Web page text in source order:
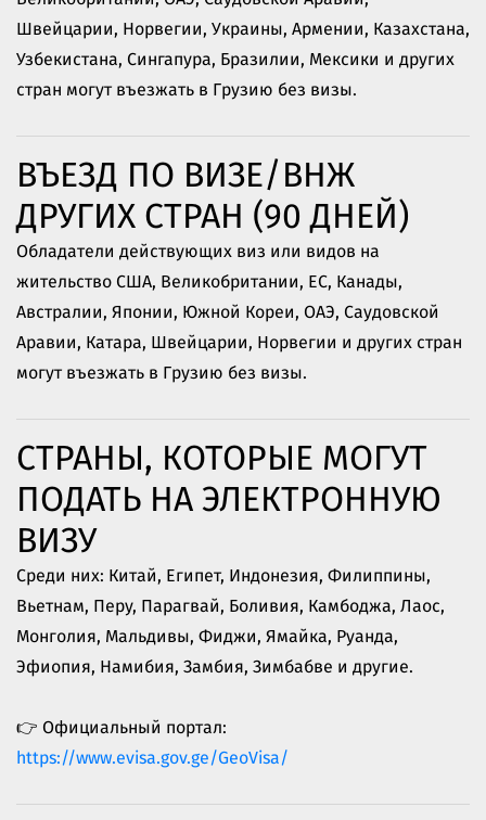
Швейцарии, Норвегии, Украины, Армении, Казахстана,
Узбекистана, Сингапура, Бразилии, Мексики и других
стран могут въезжать в Грузию без визы.
ВЪЕЗД ПО ВИЗЕ/ВНЖ
ДРУГИХ СТРАН (90 ДНЕЙ)
Обладатели действующих виз или видов на
жительство США, Великобритании, ЕС, Канады,
Австралии, Японии, Южной Кореи, ОАЭ, Саудовской
Аравии, Катара, Швейцарии, Норвегии и других стран
могут въезжать в Грузию без визы.
СТРАНЫ, КОТОРЫЕ МОГУТ
ПОДАТЬ НА ЭЛЕКТРОННУЮ
ВИЗУ
Среди них: Китай, Египет, Индонезия, Филиппины,
Вьетнам, Перу, Парагвай, Боливия, Камбоджа, Лаос,
Монголия, Мальдивы, Фиджи, Ямайка, Руанда,
Эфиопия, Намибия, Замбия, Зимбабве и другие.
👉 Официальный портал:
https://www.evisa.gov.ge/GeoVisa/